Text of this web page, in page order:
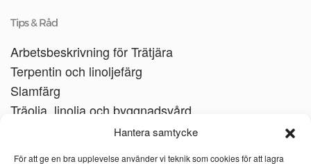
Hantera samtycke
För att ge en bra upplevelse använder vi teknik som cookies för att lagra
Tips & Råd
Arbetsbeskrivning för Trätjära
Terpentin och linoljefärg
Slamfärg
Träolja, linolja och byggnadsvård